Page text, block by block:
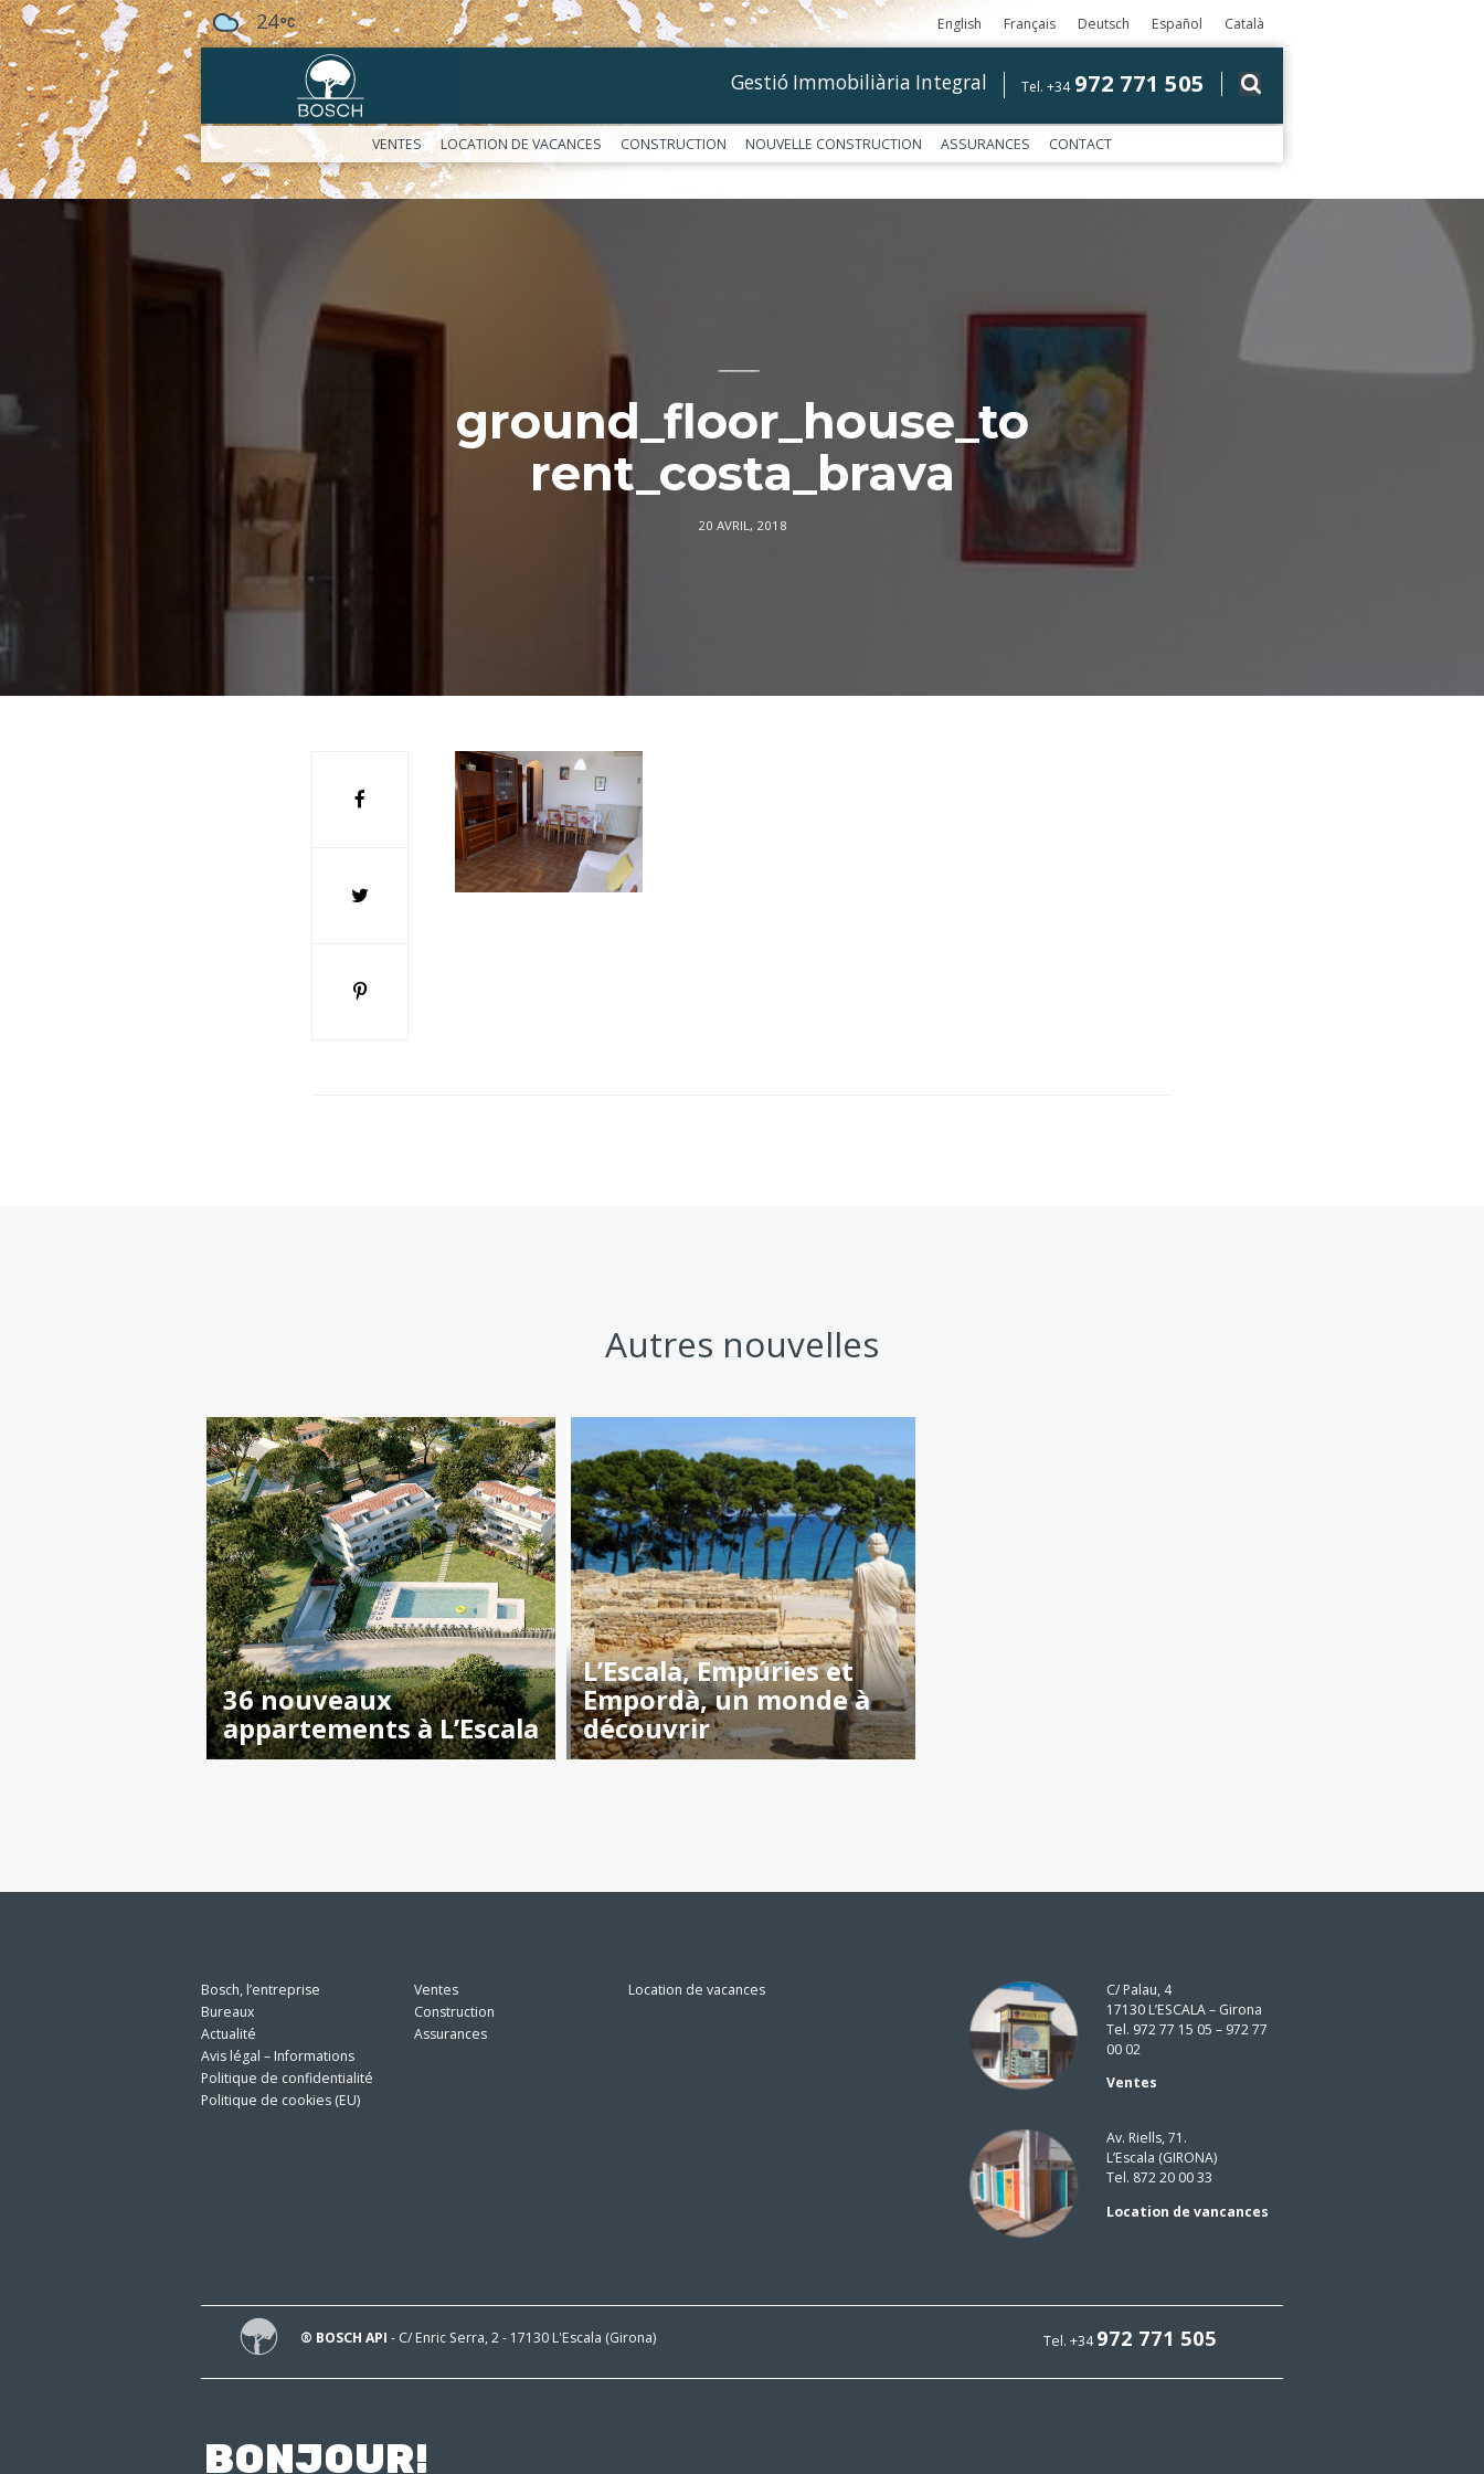
24 English Français Deutsch Español Català
Tel. +34 972 771 505
Gestió Immobiliària Integral
VENTES LOCATION DE VACANCES CONSTRUCTION NOUVELLE CONSTRUCTION ASSURANCES CONTACT
––––––––––––
ground_floor_house_to
rent_costa_brava
20 AVRIL, 2018
Autres nouvelles
36 nouveaux
appartements à L’Escala
L’Escala, Empúries et
Empordà, un monde à
découvrir
Bosch, l’entreprise
Bureaux
Actualité
Avis légal – Informations
Politique de confidentialité
Politique de cookies (EU)
Ventes
Construction
Assurances
Location de vacances
C/ Palau, 4
17130 L’ESCALA – Girona
Tel. 972 77 15 05 – 972 77
00 02
Ventes
Av. Riells, 71.
L’Escala (GIRONA)
Tel. 872 20 00 33
Location de vancances
Tel. +34972 771 505
® BOSCH API - C/ Enric Serra, 2 - 17130 L'Escala (Girona)
BONJOUR!